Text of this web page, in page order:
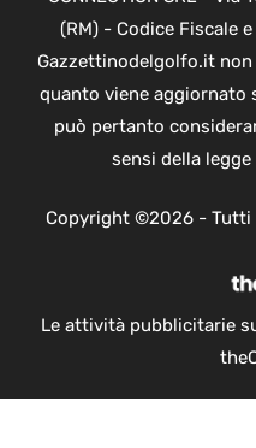
(RM) - Codice Fiscale
Gazzettinodelgolfo.it
quanto viene aggiornato
può pertanto
sensi della
Copyright ©2026 -
Le attività pubblicitarie